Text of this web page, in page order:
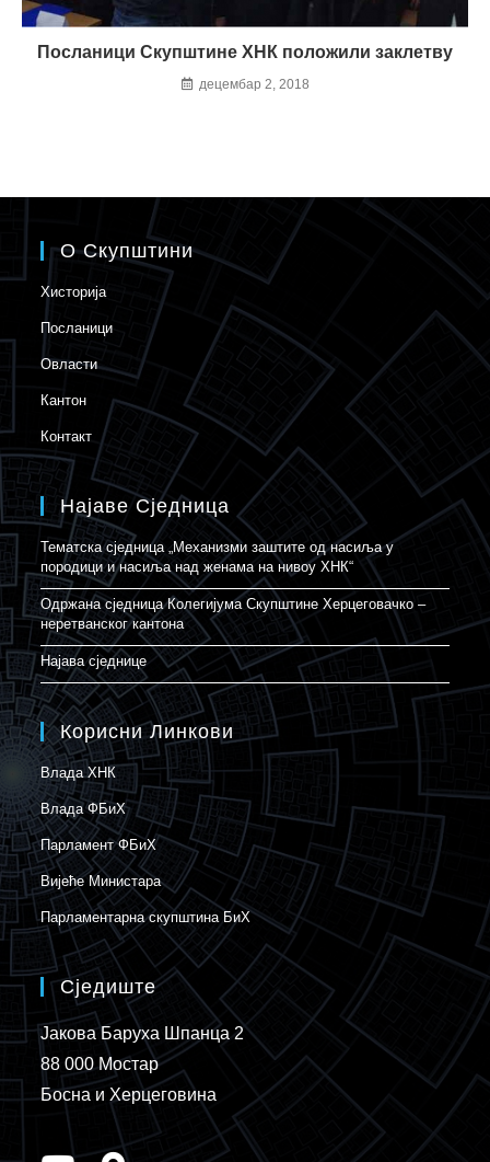
Посланици Скупштине ХНК положили заклетву
децембар 2, 2018
О Скупштини
Хисторија
Посланици
Овласти
Кантон
Контакт
Најаве Сједница
Тематска сједница „Механизми заштите од насиља у
породици и насиља над женама на нивоу ХНК“
Одржана сједница Колегијума Скупштине Херцеговачко –
неретванског кантона
Најава сједнице
Корисни Линкови
Влада ХНК
Влада ФБиХ
Парламент ФБиХ
Вијеће Министара
Парламентарна скупштина БиХ
Сједиште
Јакова Баруха Шпанца 2
88 000 Мостар
Босна и Херцеговина